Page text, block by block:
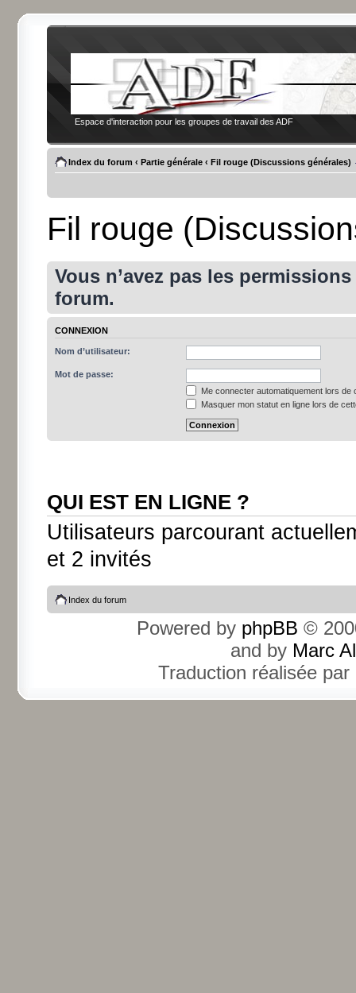
Espace d'interaction pour les groupes de travail des ADF
Index du forum ‹ Partie générale ‹ Fil rouge (Discussions générales)
Fil rouge
Vous n’avez pas les
forum.
CONNEXION
Nom d’utilisateur:
Mot de passe:
Me connecter automatiquement lors de
Masquer mon statut en ligne lors de
QUI EST EN LIGNE ?
Utilisateurs parcourant
et 2 invités
Index du forum
Powered by phpBB ©
and by Marc
Traduction réalisée par